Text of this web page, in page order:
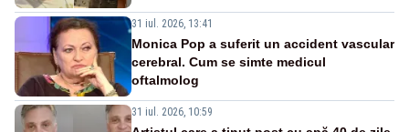
31 iul. 2026, 13:41
Monica Pop a suferit un accident vascular
cerebral. Cum se simte medicul
oftalmolog
31 iul. 2026, 10:59